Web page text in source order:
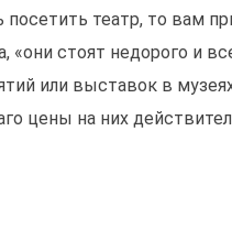
посетить театр, то вам
«они стоят недорого и
или выставок в
цены на них